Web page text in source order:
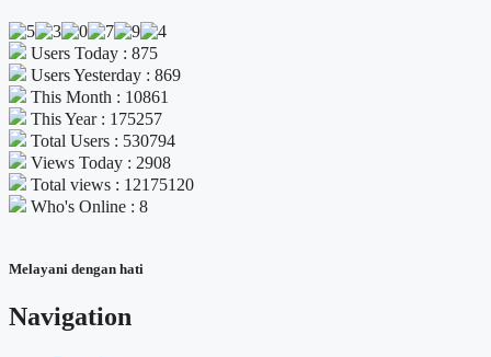
Users Today : 875
Users Yesterday : 869
This Month : 10861
This Year : 175257
Total Users : 530794
Views Today : 2908
Total views : 12175120
Who's Online : 8
Melayani dengan hati
Navigation